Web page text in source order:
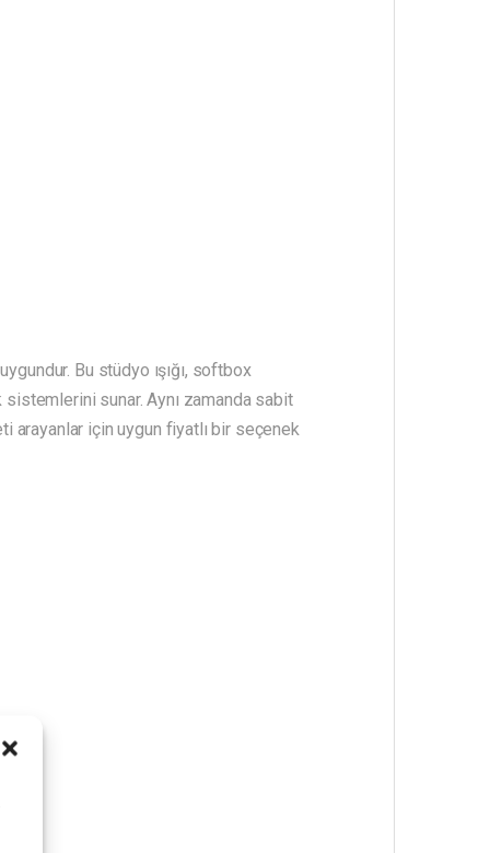
Bu stüdyo ışığı, softbox
sunar. Aynı zamanda sabit
arayanlar için uygun fiyatlı bir seçenek